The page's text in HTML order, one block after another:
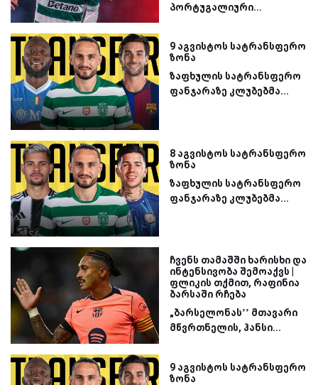
პორტუგალიური...
9 აგვისტოს სატრანსფერო
ზონა
ზაფხულის სატრანსფერო
ფანჯარაზე კლუბებმა...
8 აგვისტოს სატრანსფერო
ზონა
ზაფხულის სატრანსფერო
ფანჯარაზე კლუბებმა...
ჩვენს თამაშში ხარისხი და
ინტენსივობა შემოაქვს |
ფლიკის თქმით, რაფინია
ბარსაში რჩება
„ბარსელონას’’ მთავარი
მწვრთნელის, ჰანსი...
9 აგვისტოს სატრანსფერო
ზონა